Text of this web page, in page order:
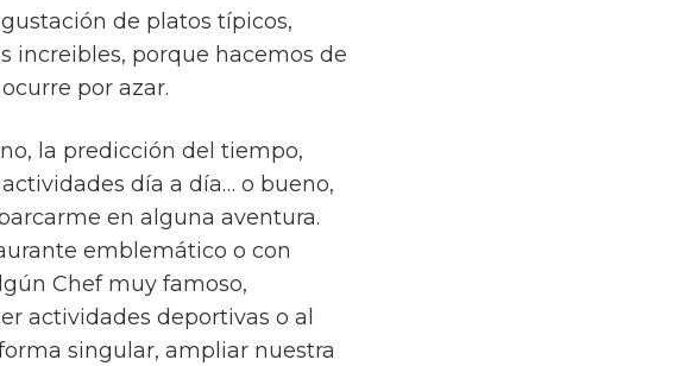
de platos típicos,
increibles, porque hacemos de
por azar.
la predicción del tiempo,
día a día… o bueno,
en alguna aventura.
emblemático o con
Chef muy famoso,
actividades deportivas o al
singular, ampliar nuestra